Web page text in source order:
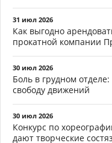
31 июл 2026
Как выгодно
прокатной компании
30 июл 2026
Боль в грудном
свободу движений
30 июл 2026
Конкурс по
дают творческие